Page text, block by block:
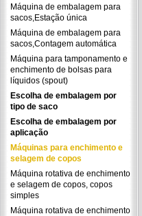
Máquina de embalagem para
sacos,Estação única
Máquina de embalagem para
sacos,Contagem automática
Máquina para tamponamento e
enchimento de bolsas para
líquidos (spout)
Escolha de embalagem por
tipo de saco
Escolha de embalagem por
aplicação
Máquinas para enchimento e
selagem de copos
Máquina rotativa de enchimento
e selagem de copos, copos
simples
Máquina rotativa de enchimento